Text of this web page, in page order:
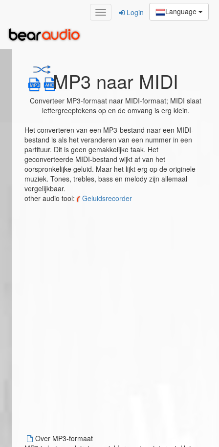
Language
Login
MP3 naar MIDI
Converteer MP3-formaat naar MIDI-formaat; MIDI slaat
lettergreeptekens op en de omvang is erg klein.
Het converteren van een MP3-bestand naar een MIDI-
bestand is als het veranderen van een nummer in een
partituur. Dit is geen gemakkelijke taak. Het
geconverteerde MIDI-bestand wijkt af van het
oorspronkelijke geluid. Maar het lijkt erg op de originele
muziek. Tones, trebles, bass en melody zijn allemaal
vergelijkbaar.
other audio tool:
Geluidsrecorder
Over MP3-formaat